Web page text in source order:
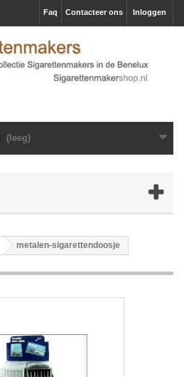
Inloggen
Contacteer ons
Faq
(leeg)
metalen-sigarettendoosje